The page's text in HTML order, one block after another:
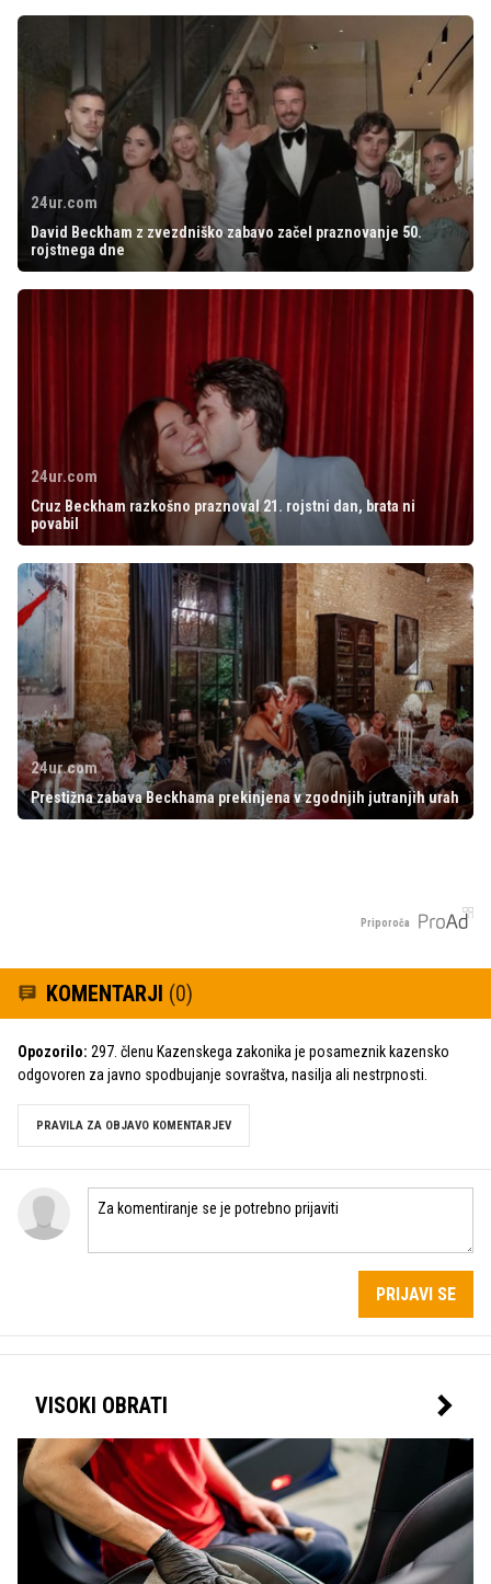
24ur.com
David Beckham z zvezdniško zabavo začel praznovanje 50.
rojstnega dne
24ur.com
Cruz Beckham razkošno praznoval 21. rojstni dan, brata ni
povabil
24ur.com
Prestižna zabava Beckhama prekinjena v zgodnjih jutranjih urah
Priporoča
KOMENTARJI (0)
Opozorilo: 297. členu Kazenskega zakonika je posameznik kazensko
odgovoren za javno spodbujanje sovraštva, nasilja ali nestrpnosti.
PRAVILA ZA OBJAVO KOMENTARJEV
PRIJAVI SE
VISOKI OBRATI